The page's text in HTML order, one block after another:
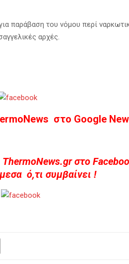
παράβαση του νόμου περί
αρχές.
στο Google
στο
ό,τι συμβαίνει !